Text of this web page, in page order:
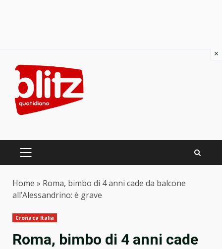
content
PRIMARY
Home » Roma, bimbo di 4 anni cade da balcone
all’Alessandrino: è grave
Cronaca Italia
Roma, bimbo di 4 anni cade
×